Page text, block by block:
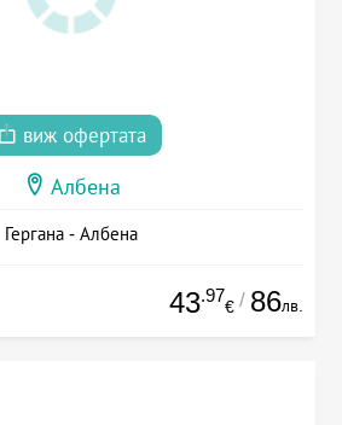
виж офертата
Албена
Гергана - Албена
43.97
€ / 86лв.